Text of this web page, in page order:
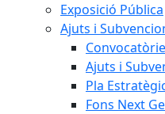
Exposició Pública
Ajuts i
Ajuts i
Pla
Fons Next